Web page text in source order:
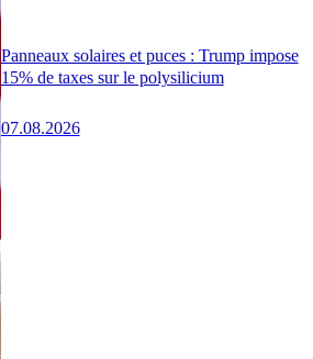
Panneaux solaires et puces : Trump impose
15% de taxes sur le polysilicium
07.08.2026